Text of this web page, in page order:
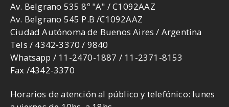
Av. Belgrano 535 8º "A" / C1092AAZ
Av. Belgrano 545 P.B /C1092AAZ
Ciudad Autónoma de Buenos Aires / Argentina
Tels / 4342-3370 / 9840
Whatsapp / 11-2470-1887 / 11-2371-8153
Fax /4342-3370
Horarios de atención al público y telefónico: lunes